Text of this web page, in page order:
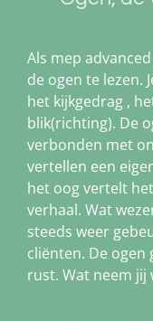
Als mep
de ogen te lezen.
het kijkgedrag ,
blik(richting). De
verbonden met
vertellen een
het oog vertelt
verhaal. Wat
steeds weer
cliënten. De
rust. Wat neem jij